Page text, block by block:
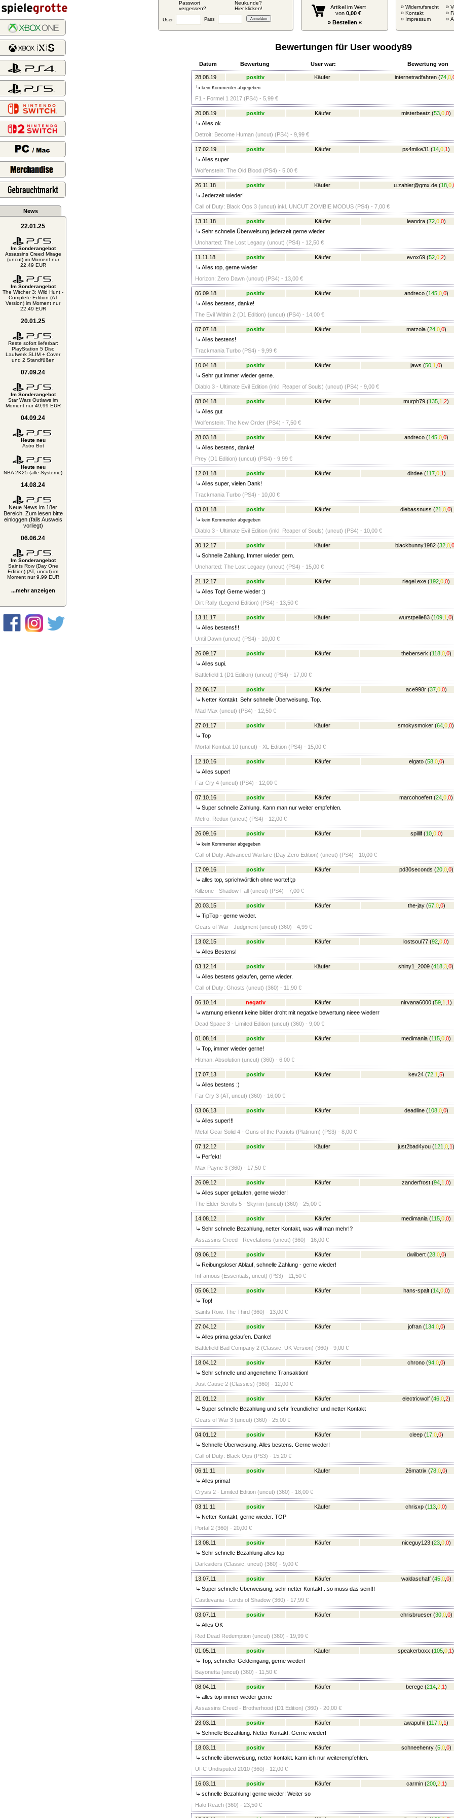
Passwort
vergessen?
Neukunde?
Hier klicken!
User Pass
Artikel im Wert
von 0,00 €
» Bestellen «
» Widerrufsrecht
» Kontakt
» Impressum
»
»
»
News
22.01.25
Im Sonderangebot
Assassins Creed Mirage
(uncut) im Moment nur
22,49 EUR
Im Sonderangebot
The Witcher 3: Wild Hunt -
Complete Edition (AT
Version) im Moment nur
22,49 EUR
20.01.25
Reste sofort lieferbar:
PlayStation 5 Disc
Laufwerk SLIM + Cover
und 2 Standfüßen
07.09.24
Im Sonderangebot
Star Wars Outlaws im
Moment nur 49,99 EUR
04.09.24
Heute neu
Astro Bot
Heute neu
NBA 2K25 (alle Systeme)
14.08.24
Neue News im 18er
Bereich. Zum lesen bitte
einloggen (falls Ausweis
vorliegt)
06.06.24
Im Sonderangebot
Saints Row (Day One
Edition) (AT, uncut) im
Moment nur 9,99 EUR
...mehr anzeigen
Bewertungen für User woody89
Datum Bewertung User war: Bewertung von
28.08.19 positiv Käufer internetradfahren (74, 0,
kein Kommenter abgegeben
F1 - Formel 1 2017 (PS4) - 5,99 €
20.08.19 positiv Käufer misterbeatz (53 0 0)
Alles ok
Detroit: Become Human (uncut) (PS4) - 9,99 €
17.02.19 positiv Käufer ps4mike31 (14 0 1)
Alles super
Wolfenstein: The Old Blood (PS4) - 5,00 €
26.11.18 positiv Käufer u.zahler@gmx.de (18 0
Jederzeit wieder!
Call of Duty: Black Ops 3 (uncut) inkl. UNCUT ZOMBIE MODUS (PS4) - 7,00 €
13.11.18 positiv Käufer leandra (72 0 0)
Sehr schnelle Überweisung jederzeit gerne wieder
Uncharted: The Lost Legacy (uncut) (PS4) - 12,50 €
11.11.18 positiv Käufer evox69 (52 0 2)
Alles top, gerne wieder
Horizon: Zero Dawn (uncut) (PS4) - 13,00 €
06.09.18 positiv Käufer andreco (145, 0, 0)
Alles bestens, danke!
The Evil Within 2 (D1 Edition) (uncut) (PS4) - 14,00 €
07.07.18 positiv Käufer matzola (24 0 0)
Alles bestens!
Trackmania Turbo (PS4) - 9,99 €
10.04.18 positiv Käufer jaws (50 1 0)
Sehr gut immer wieder gerne.
Diablo 3 - Ultimate Evil Edition (inkl. Reaper of Souls) (uncut) (PS4) - 9,00 €
08.04.18 positiv Käufer murph79 (135 1 2)
Alles gut
Wolfenstein: The New Order (PS4) - 7,50 €
28.03.18 positiv Käufer andreco (145, 0, 0)
Alles bestens, danke!
Prey (D1 Edition) (uncut) (PS4) - 9,99 €
12.01.18 positiv Käufer dirdee (117, 0, 1)
Alles super, vielen Dank!
Trackmania Turbo (PS4) - 10,00 €
03.01.18 positiv Käufer diebassnuss (21 0, 0)
kein Kommenter abgegeben
Diablo 3 - Ultimate Evil Edition (inkl. Reaper of Souls) (uncut) (PS4) - 10,00 €
30.12.17 positiv Käufer blackbunny1982 (32 0 0
Schnelle Zahlung. Immer wieder gern.
Uncharted: The Lost Legacy (uncut) (PS4) - 15,00 €
21.12.17 positiv Käufer riegel.exe (192 0 0)
Alles Top! Gerne wieder :)
Dirt Rally (Legend Edition) (PS4) - 13,50 €
13.11.17 positiv Käufer wurstpelle83 (109, 1 0)
Alles bestens!!!
Until Dawn (uncut) (PS4) - 10,00 €
26.09.17 positiv Käufer theberserk (118, 0, 0)
Alles supi.
Battlefield 1 (D1 Edition) (uncut) (PS4) - 17,00 €
22.06.17 positiv Käufer ace998r (37 0 0)
Netter Kontakt. Sehr schnelle Überweisung. Top.
Mad Max (uncut) (PS4) - 12,50 €
27.01.17 positiv Käufer smokysmoker (64 0 0)
Top
Mortal Kombat 10 (uncut) - XL Edition (PS4) - 15,00 €
12.10.16 positiv Käufer elgato (58, 0, 0)
Alles super!
Far Cry 4 (uncut) (PS4) - 12,00 €
07.10.16 positiv Käufer marcohoefert (24 0 0)
Super schnelle Zahlung. Kann man nur weiter empfehlen.
Metro: Redux (uncut) (PS4) - 12,00 €
26.09.16 positiv Käufer spillif (10, 0, 0)
kein Kommenter abgegeben
Call of Duty: Advanced Warfare (Day Zero Edition) (uncut) (PS4) - 10,00 €
17.09.16 positiv Käufer pd30seconds (20, 0, 0)
alles top, sprichwörtlich ohne worte!!;p
Killzone - Shadow Fall (uncut) (PS4) - 7,00 €
20.03.15 positiv Käufer the-jay (67, 0, 0)
TipTop - gerne wieder.
Gears of War - Judgment (uncut) (360) - 4,99 €
13.02.15 positiv Käufer lostsoul77 (92 0 0)
Alles Bestens!
03.12.14 positiv Käufer shiny1_2009 (418 3 0)
Alles bestens gelaufen, gerne wieder.
Call of Duty: Ghosts (uncut) (360) - 11,90 €
06.10.14 negativ Käufer nirvana6000 (59, 1 1)
warnung erkennt keine bilder droht mit negative bewertung nieee wiederr
Dead Space 3 - Limited Edition (uncut) (360) - 9,00 €
01.08.14 positiv Käufer medimania (115 0 0)
Top, immer wieder gerne!
Hitman: Absolution (uncut) (360) - 6,00 €
17.07.13 positiv Käufer kev24 (72 1 5)
Alles bestens :)
Far Cry 3 (AT, uncut) (360) - 16,00 €
03.06.13 positiv Käufer deadline (108, 0, 0)
Alles super!!!
Metal Gear Solid 4 - Guns of the Patriots (Platinum) (PS3) - 8,00 €
07.12.12 positiv Käufer just2bad4you (121 0, 1)
Perfekt!
Max Payne 3 (360) - 17,50 €
26.09.12 positiv Käufer zanderfrost (94, 1 0)
Alles super gelaufen, gerne wieder!
The Elder Scrolls 5 - Skyrim (uncut) (360) - 25,00 €
14.08.12 positiv Käufer medimania (115 0 0)
Sehr schnelle Bezahlung, netter Kontakt, was will man mehr!?
Assassins Creed - Revelations (uncut) (360) - 16,00 €
09.06.12 positiv Käufer dwilbert (28, 0, 0)
Reibungsloser Ablauf, schnelle Zahlung - gerne wieder!
InFamous (Essentials, uncut) (PS3) - 11,50 €
05.06.12 positiv Käufer hans-spalt (14, 0, 0)
Top!
Saints Row: The Third (360) - 13,00 €
27.04.12 positiv Käufer jofran (134, 0, 0)
Alles prima gelaufen. Danke!
Battlefield Bad Company 2 (Classic, UK Version) (360) - 9,00 €
18.04.12 positiv Käufer chrono (94 0 0)
Sehr schnelle und angenehme Transaktion!
Just Cause 2 (Classics) (360) - 12,00 €
21.01.12 positiv Käufer electricwolf (46, 0, 2)
Super schnelle Bezahlung und sehr freundlicher und netter Kontakt
Gears of War 3 (uncut) (360) - 25,00 €
04.01.12 positiv Käufer cleep (17 0 0)
Schnelle Überweisung. Alles bestens. Gerne wieder!
Call of Duty: Black Ops (PS3) - 15,20 €
06.11.11 positiv Käufer 26matrix (78, 0, 0)
Alles prima!
Crysis 2 - Limited Edition (uncut) (360) - 18,00 €
03.11.11 positiv Käufer chrisxp (113 0 0)
Netter Kontakt, gerne wieder. TOP
Portal 2 (360) - 20,00 €
13.08.11 positiv Käufer niceguy123 (23, 0, 0)
Sehr schnelle Bezahlung alles top
Darksiders (Classic, uncut) (360) - 9,00 €
13.07.11 positiv Käufer waldaschaff (45, 0, 0)
Super schnelle Überweisung, sehr netter Kontakt...so muss das sein!!!
Castlevania - Lords of Shadow (360) - 17,99 €
03.07.11 positiv Käufer chrisbrueser (30, 0, 0)
Alles OK
Red Dead Redemption (uncut) (360) - 19,99 €
01.05.11 positiv Käufer speakerboxx (105 0 1)
Top, schneller Geldeingang, gerne wieder!
Bayonetta (uncut) (360) - 11,50 €
08.04.11 positiv Käufer berege (214, 2, 1)
alles top immer wieder gerne
Assassins Creed - Brotherhood (D1 Edition) (360) - 20,00 €
23.03.11 positiv Käufer awapuhii (117 0 1)
Schnelle Bezahlung. Netter Kontakt. Gerne wieder!
18.03.11 positiv Käufer schneehenry (5, 0, 0)
schnelle überweisung, netter kontakt. kann ich nur weiterempfehlen.
UFC Undisputed 2010 (360) - 12,00 €
16.03.11 positiv Käufer carmin (200, 2, 1)
schnelle Bezahlung! gerne wieder! Weiter so
Halo Reach (360) - 23,50 €